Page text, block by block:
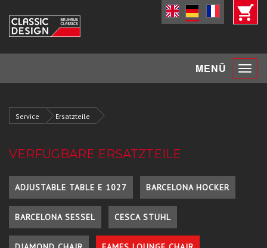
MENÜ Toggle
Service Ersatzteile
VERFÜGBARE ERSATZTEILE
ADJUSTABLE TABLE E 1027 BARCELONA HOCKER
BARCELONA SESSEL CESCA STUHL